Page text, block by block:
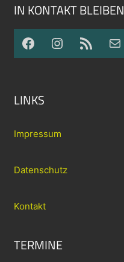
IN KONTAKT BLEIBEN
Facebook Instagram RSS-Feed E-Mail
LINKS
Impressum
Datenschutz
Kontakt
TERMINE